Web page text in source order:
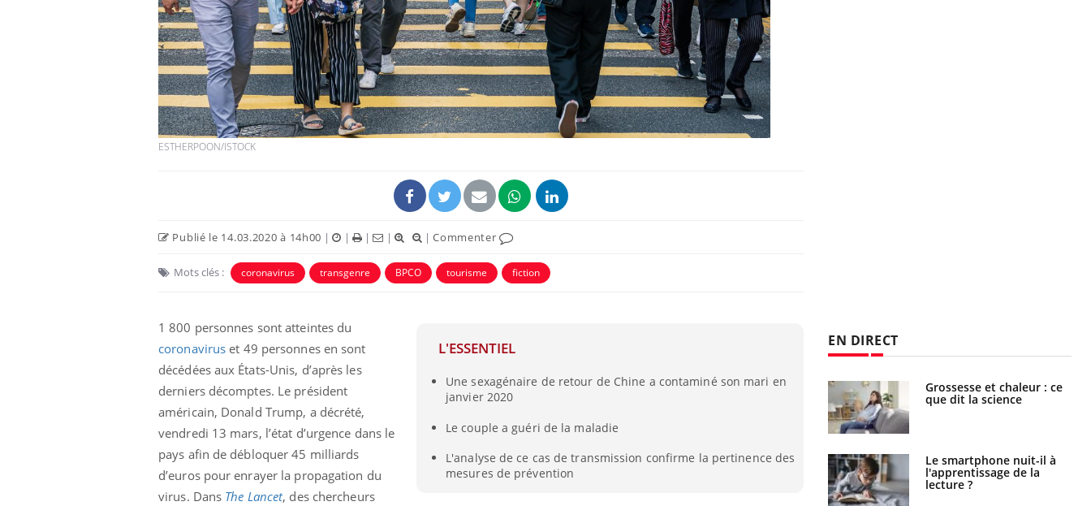
ESTHERPOON/ISTOCK
Publié le 14.03.2020 à 14h00 | | | | |Commenter
Mots clés : coronavirus transgenre BPCO tourisme fiction
L'ESSENTIEL
Une sexagénaire de retour de Chine a contaminé son mari en
janvier 2020
Le couple a guéri de la maladie
L'analyse de ce cas de transmission confirme la pertinence des
mesures de prévention
1 800 personnes sont atteintes du
coronavirus et 49 personnes en sont
décédées aux États-Unis, d’après les
derniers décomptes. Le président
américain, Donald Trump, a décrété,
vendredi 13 mars, l’état d’urgence dans le
pays afin de débloquer 45 milliards
d’euros pour enrayer la propagation du
virus. Dans The Lancet, des chercheurs
EN DIRECT
Chikungunya, dengue,
West Nile : que se passe-
t-il dans le sud de la
France ?
Les médicaments GLP-1
protègent-ils aussi les os
?
La sieste empêche-t-elle
de dormir la nuit ?
VIH : la fin du comprimé
tous les jours se profile-t-
Fortes chaleurs :
Le Viagra pourrait-il
Grossesse et chaleur : ce
que dit la science
Le smartphone nuit-il à
l'apprentissage de la
lecture ?